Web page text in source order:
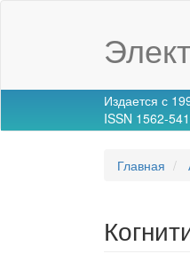
Издается с
ISSN 1562-
Главная